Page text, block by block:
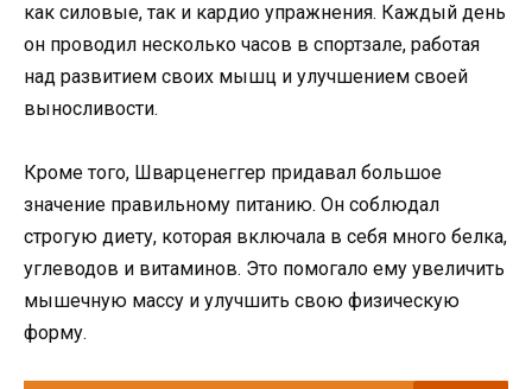
как силовые, так и кардио упражнения. Каждый день
он проводил несколько часов в спортзале, работая
над развитием своих мышц и улучшением своей
выносливости.
Кроме того, Шварценеггер придавал большое
значение правильному питанию. Он соблюдал
строгую диету, которая включала в себя много белка,
углеводов и витаминов. Это помогало ему увеличить
мышечную массу и улучшить свою физическую
форму.